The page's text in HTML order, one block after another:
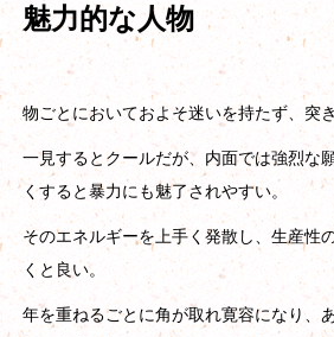
魅力的な人物
物ごとにおいておよそ迷いを持たず、突
一見するとクールだが、内面では強烈な
くすると暴力にも魅了されやすい。
そのエネルギーを上手く発散し、生産性
くと良い。
年を重ねるごとに角が取れ寛容になり、